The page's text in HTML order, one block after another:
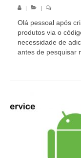
| |
Olá pessoal após
produtos via o
necessidade de
antes de pesquisar